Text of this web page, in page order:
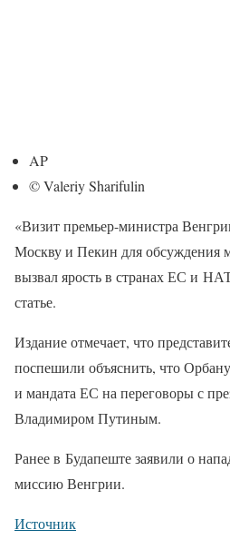
AP
© Valeriy Sharifulin
«Визит премьер-министра
Москву и Пекин для обсуждения
вызвал ярость в странах ЕС и
статье.
Издание отмечает, что
поспешили объяснить, что
и мандата ЕС на переговоры с
Владимиром Путиным.
Ранее в Будапеште заявили о
миссию Венгрии.
Источник